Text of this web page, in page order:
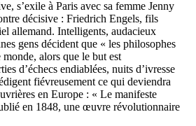
s’exile à Paris avec sa femme Jenny
décisive : Friedrich Engels, fils
allemand. Intelligents, audacieux
gens décident que « les philosophes
alors que le but est
d’échecs endiablées, nuits d’ivresse
fiévreusement ce qui deviendra
en Europe : « Le manifeste
en 1848, une œuvre révolutionnaire